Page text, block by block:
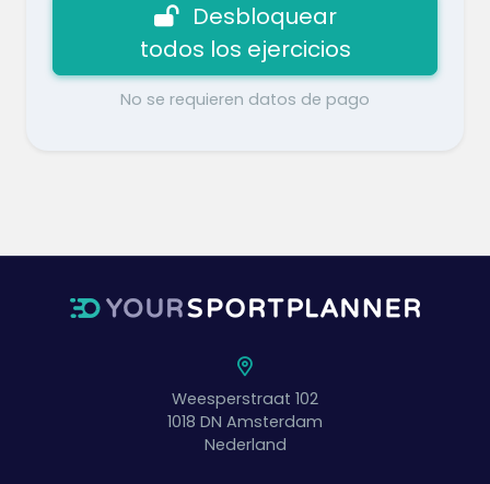
Desbloquear
todos los ejercicios
No se requieren datos de pago
Weesperstraat 102
1018 DN Amsterdam
Nederland